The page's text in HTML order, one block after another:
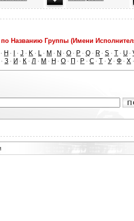
Названию Группы (Имени
· H · · J · K · L · M · N · O · P · Q · R · S · T · U ·
· З · И · К · Л · М · Н · О · П · Р · С · Т · У · Ф · Х